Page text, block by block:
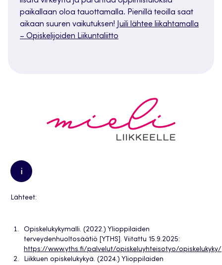
paikallaan oloa tauottamalla. Pienillä teoilla saat
aikaan suuren vaikutuksen!
Juili lähtee liikahtamalla
– Opiskelijoiden Liikuntaliitto
i
Lähteet:
Opiskelukykymalli. (2022.) Ylioppilaiden
terveydenhuoltosäätiö [YTHS]. Viitattu 15.9.2025:
https://www.yths.fi/palvelut/opiskeluyhteisotyo/opiskelukyky/
Liikkuen opiskelukykyä. (2024.) Ylioppilaiden